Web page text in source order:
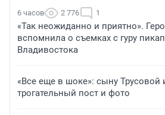
6 часов 2 776 1
«Так неожиданно и приятно».
вспомнила о съемках с гуру
Владивостока
«Все еще в шоке»: сыну Трусовой
трогательный пост и фото